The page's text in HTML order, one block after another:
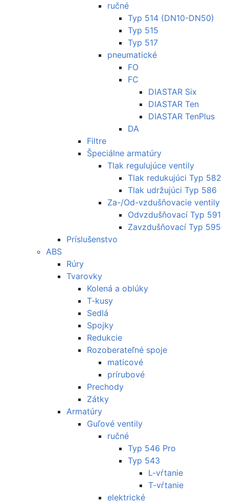
ručné
Typ 514 (DN10-DN50)
Typ 515
Typ 517
pneumatické
FO
FC
DIASTAR Six
DIASTAR Ten
DIASTAR TenPlus
DA
Filtre
Špeciálne armatúry
Tlak regulujúce ventily
Tlak redukujúci Typ 582
Tlak udržujúci Typ 586
Za-/Od-vzdušňovacie ventily
Odvzdušňovací Typ 591
Zavzdušňovací Typ 595
Príslušenstvo
ABS
Rúry
Tvarovky
Kolená a oblúky
T-kusy
Sedlá
Spojky
Redukcie
Rozoberateľné spoje
maticové
prírubové
Prechody
Zátky
Armatúry
Guľové ventily
ručné
Typ 546 Pro
Typ 543
L-vŕtanie
T-vŕtanie
elektrické